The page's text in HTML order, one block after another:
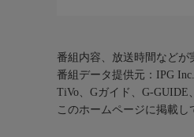
番組内容、放送時間などが
番組データ提供元：IPG Inc.
TiVo、Gガイド、G-GUIDE
このホームページに掲載し